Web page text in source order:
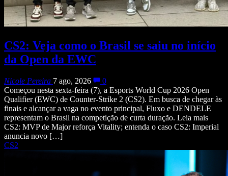
CS2: Veja como o Brasil se saiu no início
da Open da EWC
Nicole Pereira 7 ago, 2026
0
Começou nesta sexta-feira (7), a Esports World Cup 2026 Open
Qualifier (EWC) de Counter-Strike 2 (CS2). Em busca de chegar às
finais e alcançar a vaga no evento principal, Fluxo e DENDELE
representam o Brasil na competição de curta duração. Leia mais
CS2: MVP de Major reforça Vitality; entenda o caso CS2: Imperial
anuncia novo […]
CS2